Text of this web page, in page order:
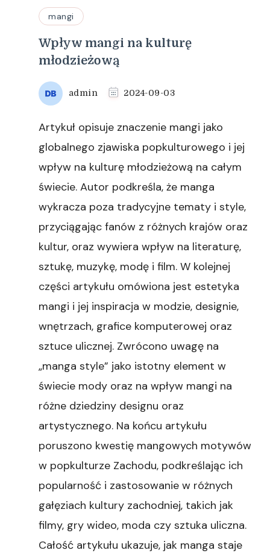
mangi
Wpływ mangi na kulturę
młodzieżową
admin 2024-09-03
Artykuł opisuje znaczenie mangi jako
globalnego zjawiska popkulturowego i jej
wpływ na kulturę młodzieżową na całym
świecie. Autor podkreśla, że manga
wykracza poza tradycyjne tematy i style,
przyciągając fanów z różnych krajów oraz
kultur, oraz wywiera wpływ na literaturę,
sztukę, muzykę, modę i film. W kolejnej
części artykułu omówiona jest estetyka
mangi i jej inspiracja w modzie, designie,
wnętrzach, grafice komputerowej oraz
sztuce ulicznej. Zwrócono uwagę na
„manga style” jako istotny element w
świecie mody oraz na wpływ mangi na
różne dziedziny designu oraz
artystycznego. Na końcu artykułu
poruszono kwestię mangowych motywów
w popkulturze Zachodu, podkreślając ich
popularność i zastosowanie w różnych
gałęziach kultury zachodniej, takich jak
filmy, gry wideo, moda czy sztuka uliczna.
Całość artykułu ukazuje, jak manga staje